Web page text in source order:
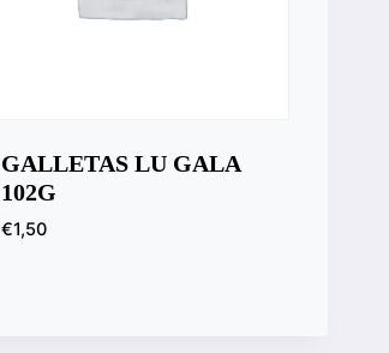
GALLETAS LU GALA
102G
€1,50